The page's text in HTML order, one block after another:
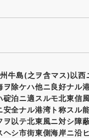
牛島(之ヲ含マス)以西
ヲ除ケハ他ニ良好ナル
碇泊ニ適スルモ北東信
安全ナル港湾ト称スル
ヲ以テ北東風ニ対シ障
ヘシ市街東側海岸ニ沿